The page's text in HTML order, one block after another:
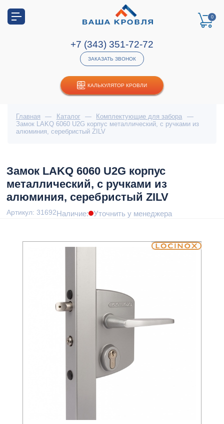
КАЛЬКУЛЯТОР КРОВЛИ
0
+7 (343) 351-72-72
ЗАКАЗАТЬ ЗВОНОК
Главная — Каталог — Комплектующие для забора
—
Замок LAKQ 6060 U2G корпус металлический, с ручками из
алюминия, серебристый ZILV
Замок LAKQ 6060 U2G корпус
металлический, с ручками из
алюминия, серебристый ZILV
Артикул: 31692Наличие: Уточнить у менеджера